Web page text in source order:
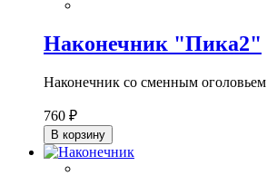
Наконечник "Пика2"
Наконечник со сменным оголовьем
760 ₽
В корзину